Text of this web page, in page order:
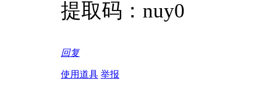
提取码：nuy0
回复
使用道具 举报